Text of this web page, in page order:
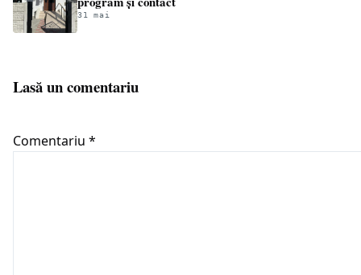
31 mai
Lasă un comentariu
Comentariu *